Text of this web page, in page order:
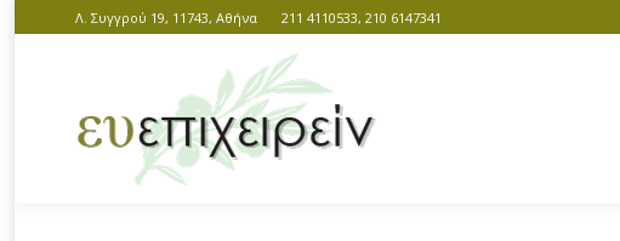
Λ. Συγγρού 19, 11743, Αθήνα 211 4110533, 210 6147341